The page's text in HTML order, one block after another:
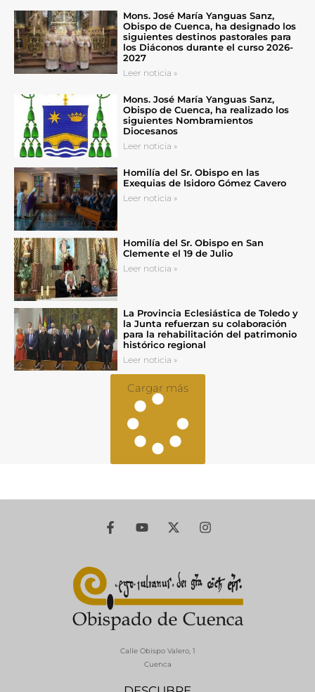
Mons. José María Yanguas Sanz,
Obispo de Cuenca, ha designado los
siguientes destinos pastorales para
los Diáconos durante el curso 2026-
2027
Leer noticia »
Mons. José María Yanguas Sanz,
Obispo de Cuenca, ha realizado los
siguientes Nombramientos
Diocesanos
Leer noticia »
Homilía del Sr. Obispo en las
Exequias de Isidoro Gómez Cavero
Leer noticia »
Homilía del Sr. Obispo en San
Clemente el 19 de Julio
Leer noticia »
La Provincia Eclesiástica de Toledo y
la Junta refuerzan su colaboración
para la rehabilitación del patrimonio
histórico regional
Leer noticia »
Cargar más
Calle Obispo Valero, 1
Cuenca